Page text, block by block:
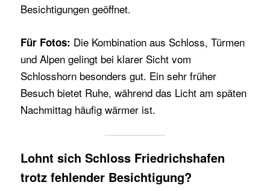
Besichtigungen geöffnet.
Für Fotos: Die Kombination aus Schloss, Türmen
und Alpen gelingt bei klarer Sicht vom
Schlosshorn besonders gut. Ein sehr früher
Besuch bietet Ruhe, während das Licht am späten
Nachmittag häufig wärmer ist.
Lohnt sich Schloss Friedrichshafen
trotz fehlender Besichtigung?